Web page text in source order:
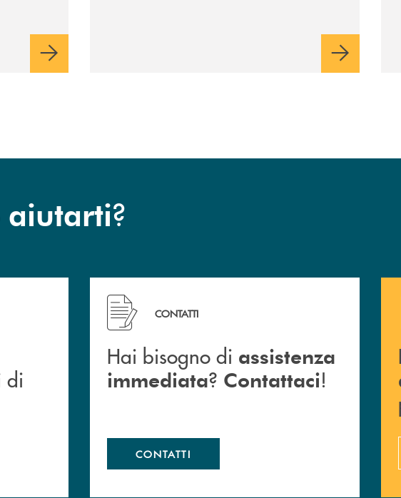
aiutarti?
di BCC Barlassina.
di
Hai bisogno di assistenza immediata ? Contattaci !
CONTATTI
Hai bisogno di assistenza
immediata? Contattaci!
CONTATTI